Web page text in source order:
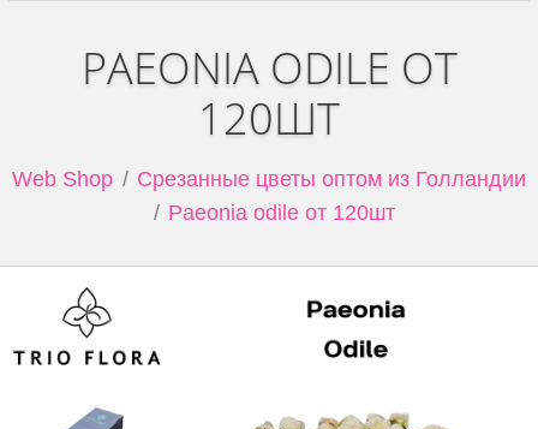
PAEONIA ODILE ОТ
120ШТ
Web Shop
Срезанные цветы оптом из Голландии
Paeonia odile от 120шт